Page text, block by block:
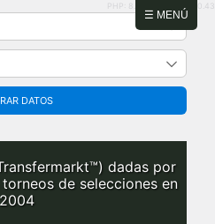
☰ MENÚ
PHP: 8.2.31 | MySQL: 8.0.43
DATOS
dadas por
de selecciones en
2004